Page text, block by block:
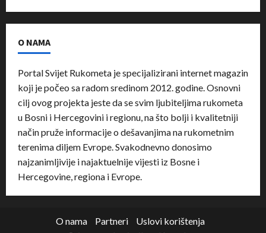
O NAMA
Portal Svijet Rukometa je specijalizirani internet magazin
koji je počeo sa radom sredinom 2012. godine. Osnovni
cilj ovog projekta jeste da se svim ljubiteljima rukometa
u Bosni i Hercegovini i regionu, na što bolji i kvalitetniji
način pruže informacije o dešavanjima na rukometnim
terenima diljem Evrope. Svakodnevno donosimo
najzanimljivije i najaktuelnije vijesti iz Bosne i
Hercegovine, regiona i Evrope.
O nama Partneri
Uslovi korištenja